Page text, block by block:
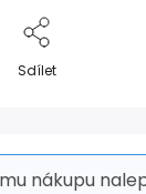
Sdílet
nákupu